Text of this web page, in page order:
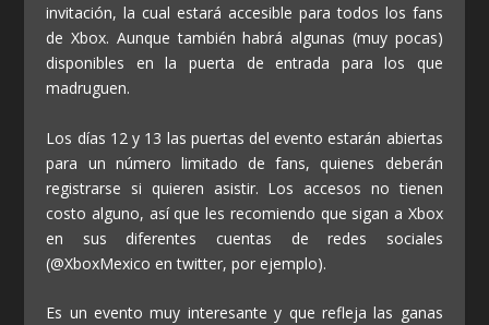
invitación, la cual estará accesible para todos los fans
de Xbox. Aunque también habrá algunas (muy pocas)
disponibles en la puerta de entrada para los que
madruguen.
Los días 12 y 13 las puertas del evento estarán abiertas
para un número limitado de fans, quienes deberán
registrarse si quieren asistir. Los accesos no tienen
costo alguno, así que les recomiendo que sigan a Xbox
en sus diferentes cuentas de redes sociales
(@XboxMexico en twitter, por ejemplo).
Es un evento muy interesante y que refleja las ganas